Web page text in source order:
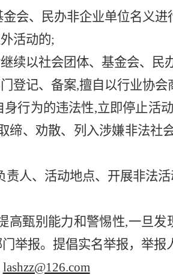
会、民办非企业单位名义进
活动的;
续以社会团体、基金会、民
登记、备案,擅自以行业协会
身行为的违法性,立即停止活
缔、劝散、列入涉嫌非法社
人、活动地点、开展非法
高甄别能力和警惕性,一旦
举报。提倡实名举报，举报
lashzz@126.com